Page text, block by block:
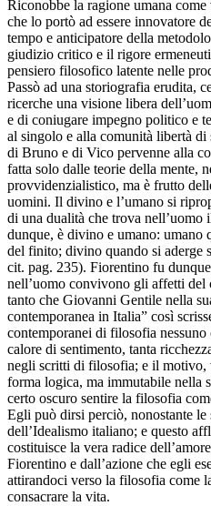
Riconobbe la ragione umana
che lo portò ad essere innovatore
tempo e anticipatore della
giudizio critico e il rigore
pensiero filosofico latente nelle
Passò ad una storiografia erudita,
ricerche una visione libera
e di coniugare impegno politico e
al singolo e alla comunità libertà
di Bruno e di Vico pervenne alla
fatta solo dalle teorie della mente,
provvidenzialistico, ma è frutto
uomini. Il divino e l’umano si
di una dualità che trova nell’uomo
dunque, è divino e umano: umano
del finito; divino quando si aderge
cit. pag. 235). Fiorentino fu
nell’uomo convivono gli affetti del
tanto che Giovanni Gentile nella
contemporanea in Italia” così
contemporanei di filosofia
calore di sentimento, tanta
negli scritti di filosofia; e il motivo,
forma logica, ma immutabile nella
certo oscuro sentire la filosofia
Egli può dirsi perciò, nonostante le
dell’Idealismo italiano; e questo
costituisce la vera radice
Fiorentino e dall’azione che egli
attirandoci verso la filosofia come
consacrare la vita.